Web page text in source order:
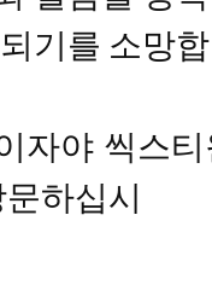
기를 소망
자야 씩스티
하십시